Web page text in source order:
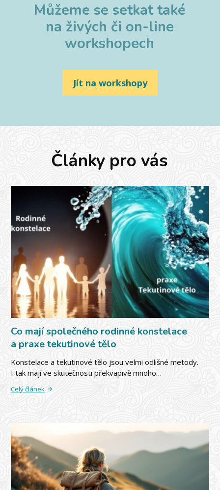
Můžeme se setkat také
na živých či on-line
workshopech
Jít na workshopy
Články pro vás
Co mají společného rodinné konstelace
a praxe tekutinové tělo
Konstelace a tekutinové tělo jsou velmi odlišné metody.
I tak mají ve skutečnosti překvapivě mnoho…
Celý článek